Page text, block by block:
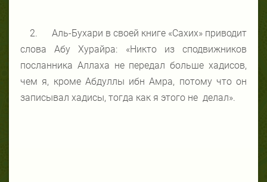
2. Аль-Бухари в своей книге «Сахих» приводит
слова Абу Хурайра: «Никто из сподвижников
посланника Аллаха не передал больше хадисов,
чем я, кроме Абдуллы ибн Амра, потому что он
записывал хадисы, тогда как я этого не делал».